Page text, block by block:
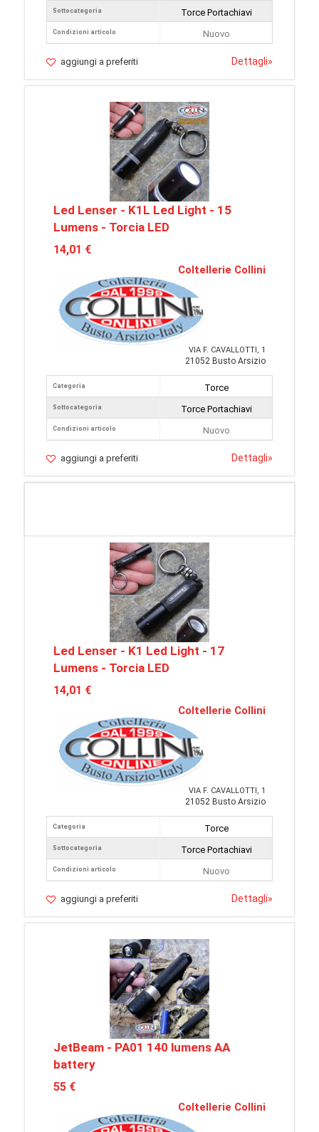
Sottocategoria
Condizioni articolo
Torce Portachiavi
Nuovo
aggiungi a preferiti Dettagli»
Led Lenser - K1L Led Light - 15
Lumens - Torcia LED
14,01 €
Coltellerie Collini
VIA F. CAVALLOTTI, 1
21052 Busto Arsizio
Categoria
Sottocategoria
Condizioni articolo
Torce
Torce Portachiavi
Nuovo
aggiungi a preferiti Dettagli»
Led Lenser - K1 Led Light - 17
Lumens - Torcia LED
14,01 €
Coltellerie Collini
VIA F. CAVALLOTTI, 1
21052 Busto Arsizio
Categoria
Sottocategoria
Condizioni articolo
Torce
Torce Portachiavi
Nuovo
aggiungi a preferiti Dettagli»
JetBeam - PA01 140 lumens AA
battery
55 €
Coltellerie Collini